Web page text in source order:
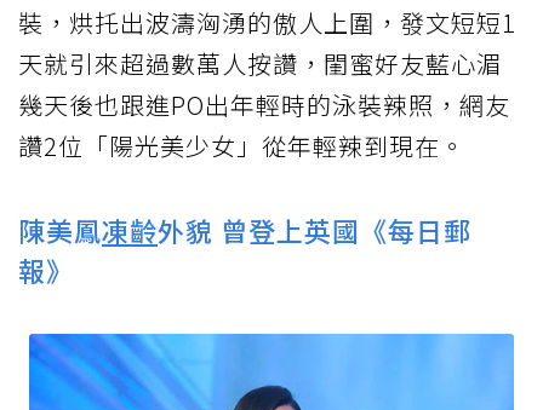
裝，烘托出波濤洶湧的傲人上圍，發文短短1
天就引來超過數萬人按讚，閨蜜好友藍心湄
幾天後也跟進PO出年輕時的泳裝辣照，網友
讚2位「陽光美少女」從年輕辣到現在。
陳美鳳凍齡外貌 曾登上英國《每日郵
報》